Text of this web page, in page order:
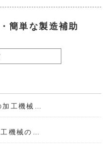
簡単な製造補助
加工機械…
機械の…